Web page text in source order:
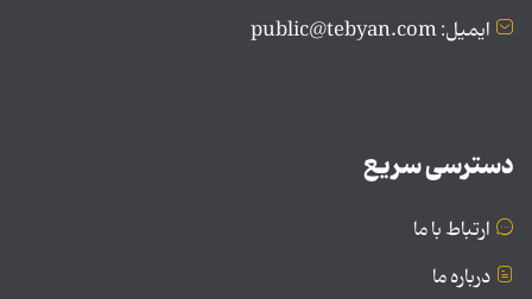
ایمیل: public@tebyan.com
دسترسی سریع
ارتباط با ما
درباره ما